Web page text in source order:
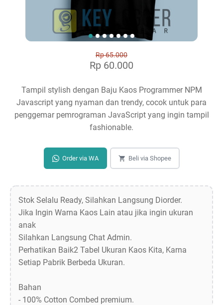
Rp 65.000
Rp 60.000
Tampil stylish dengan Baju Kaos Programmer NPM
Javascript yang nyaman dan trendy, cocok untuk para
penggemar pemrograman JavaScript yang ingin tampil
fashionable.
Order via WA Beli via Shopee
Stok Selalu Ready, Silahkan Langsung Diorder.
Jika Ingin Warna Kaos Lain atau jika ingin ukuran
anak
Silahkan Langsung Chat Admin.
Perhatikan Baik2 Tabel Ukuran Kaos Kita, Karna
Setiap Pabrik Berbeda Ukuran.
Bahan
- 100% Cotton Combed premium.